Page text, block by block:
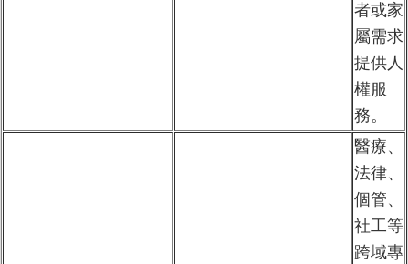
者或家
屬需求
提供人
權服
務。
醫療、
法律、
個管、
社工等
跨域專